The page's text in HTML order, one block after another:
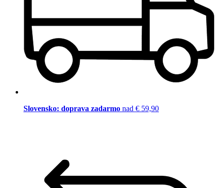
Slovensko: doprava zadarmo nad € 59,90